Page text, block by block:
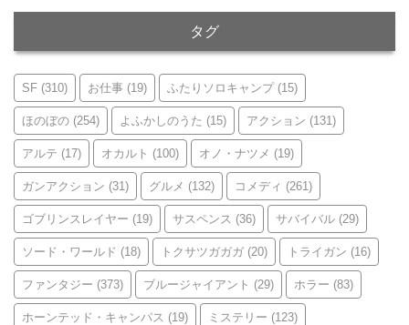
タグ
SF (310) お仕事 (19) ふたりソロキャンプ(15)
ほのぼの (254) よふかしのうた (15) アクション (131)
アルテ (17) オカルト (100) オノ・ナツメ (19)
ガンアクション (31) グルメ (132) コメディ (261)
ゴブリンスレイヤー (19) サスペンス (36) サバイバル (29)
ソード・ワールド (18) トクサツガガガ (20) トライガン (16)
ファンタジー (373) ブルージャイアント (29) ホラー (83)
ホーンテッド・キャンパス (19) ミステリー (123)